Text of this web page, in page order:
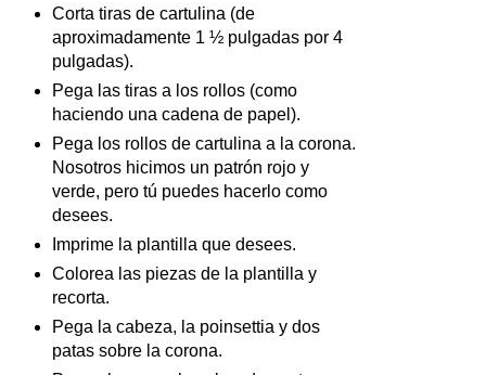
Corta tiras de cartulina (de
aproximadamente 1 ½ pulgadas por 4
pulgadas).
Pega las tiras a los rollos (como
haciendo una cadena de papel).
Pega los rollos de cartulina a la corona.
Nosotros hicimos un patrón rojo y
verde, pero tú puedes hacerlo como
desees.
Imprime la plantilla que desees.
Colorea las piezas de la plantilla y
recorta.
Pega la cabeza, la poinsettia y dos
patas sobre la corona.